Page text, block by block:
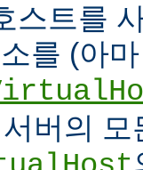
스트를
를 (아
버의